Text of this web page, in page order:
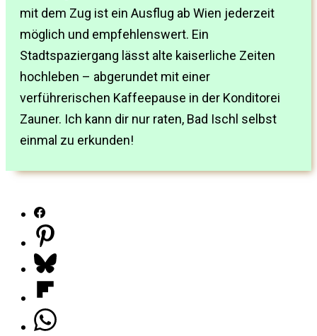
mit dem Zug ist ein Ausflug ab Wien jederzeit
möglich und empfehlenswert. Ein
Stadtspaziergang lässt alte kaiserliche Zeiten
hochleben – abgerundet mit einer
verführerischen Kaffeepause in der Konditorei
Zauner. Ich kann dir nur raten, Bad Ischl selbst
einmal zu erkunden!